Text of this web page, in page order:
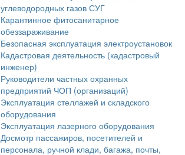
углеводородных газов СУГ
Карантинное фитосанитарное
обеззараживание
Безопасная эксплуатация электроустановок
Кадастровая деятельность (кадастровый
инженер)
Руководители частных охранных
предприятий ЧОП (организаций)
Эксплуатация стеллажей и складского
оборудования
Эксплуатация лазерного оборудования
Досмотр пассажиров, посетителей и
персонала, ручной клади, багажа, почты,